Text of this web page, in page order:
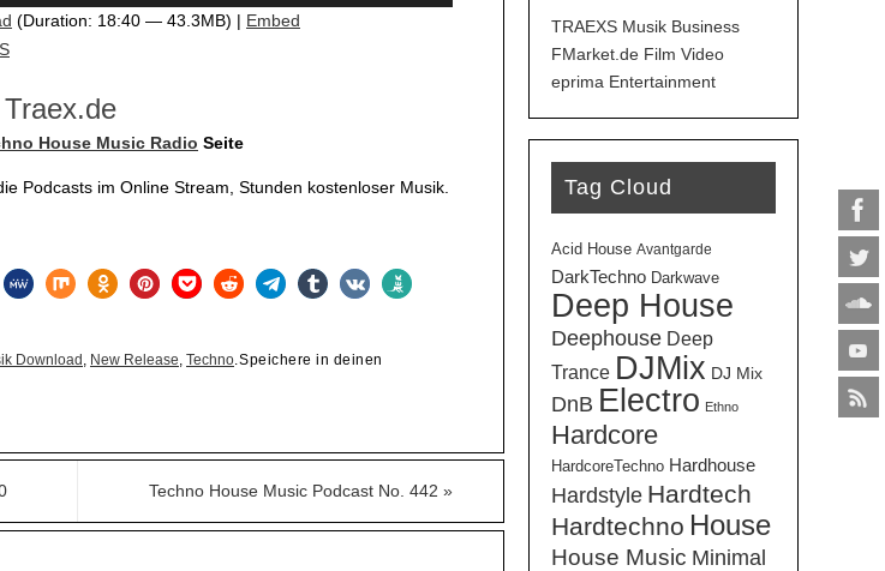
(Duration: 18:40 — 43.3MB) | Embed
House Music Radio Seite
Podcasts im Online Stream, Stunden kostenloser Musik.
Download , New Release, Techno.Speichere in deinen
Techno House Music Podcast No. 442 »
TRAEXS Musik Business
FMarket.de Film Video
eprima Entertainment
Tag Cloud
Acid House Avantgarde
DarkTechno Darkwave
Deep House
Deephouse Deep
Trance DJMix DJ Mix
DnB Electro Ethno
Hardcore
HardcoreTechno Hardhouse
Hardstyle Hardtech
Hardtechno House
House Music Minimal